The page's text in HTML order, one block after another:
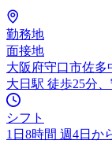
勤務地
面接地
大阪府守口市佐多
大日駅 徒歩25分
シフト
1日8時間 週4日か